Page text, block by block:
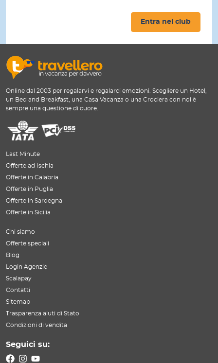
Entra nel club
Online dal 2003 per regalarvi e regalarci emozioni. Scegliere un Hotel,
un Bed and Breakfast, una Casa Vacanza o una Crociera con noi è
sempre una questione di cuore.
Last Minute
Offerte ad Ischia
Offerte in Calabria
Offerte in Puglia
Offerte in Sardegna
Offerte in Sicilia
Chi siamo
Offerte speciali
Blog
Login Agenzie
Scalapay
Contatti
Sitemap
Trasparenza aiuti di Stato
Condizioni di vendita
Seguici su: